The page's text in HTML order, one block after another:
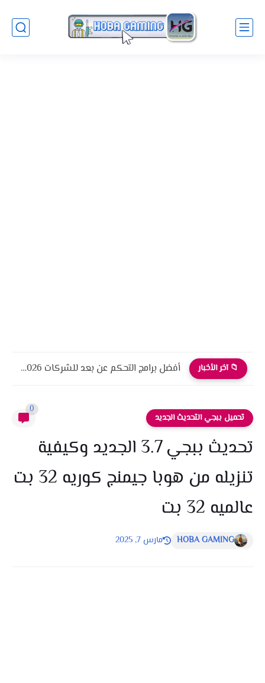
📁 آخر الأخبار أفضل برامج التحكم عن بعد للشركات 2026 أمان، أداء، واحترافية
تحميل ببجي التحديث الجديد
0
تحديث ببجي 3.7 الجديد وكيفية
تنزيله من هوبا جيمنج كوريه 32 بت
عالميه 32 بت
HOBA GAMING مارس 7, 2025